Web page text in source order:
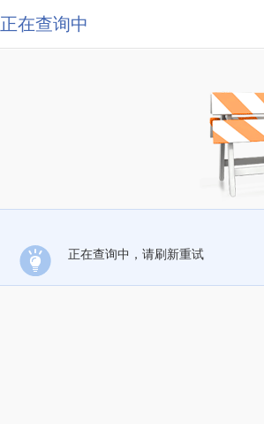
正在查询中
正在查询中，请刷新重试